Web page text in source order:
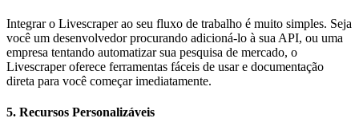
Integrar o Livescraper ao seu fluxo de trabalho é muito simples. Seja
você um desenvolvedor procurando adicioná-lo à sua API, ou uma
empresa tentando automatizar sua pesquisa de mercado, o
Livescraper oferece ferramentas fáceis de usar e documentação
direta para você começar imediatamente.
5. Recursos Personalizáveis